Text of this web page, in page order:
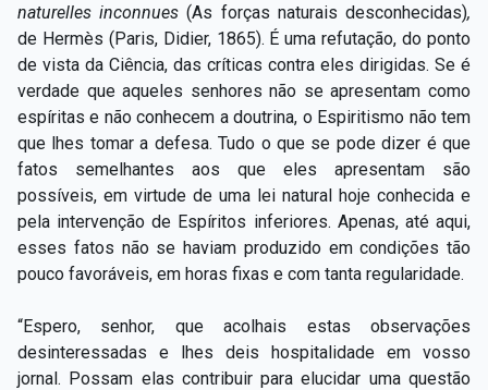
naturelles inconnues (As forças naturais desconhecidas),
de Hermès (Paris, Didier, 1865). É uma refutação, do ponto
de vista da Ciência, das críticas contra eles dirigidas. Se é
verdade que aqueles senhores não se apresentam como
espíritas e não conhecem a doutrina, o Espiritismo não tem
que lhes tomar a defesa. Tudo o que se pode dizer é que
fatos semelhantes aos que eles apresentam são
possíveis, em virtude de uma lei natural hoje conhecida e
pela intervenção de Espíritos inferiores. Apenas, até aqui,
esses fatos não se haviam produzido em condições tão
pouco favoráveis, em horas fixas e com tanta regularidade.
“Espero, senhor, que acolhais estas observações
desinteressadas e lhes deis hospitalidade em vosso
jornal. Possam elas contribuir para elucidar uma questão